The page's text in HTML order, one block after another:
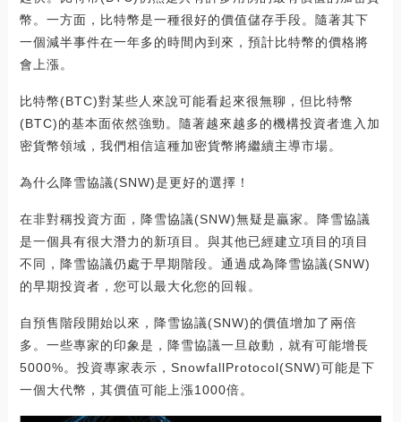
幣。一方面，比特幣是一種很好的價值儲存手段。隨著其下
一個減半事件在一年多的時間內到來，預計比特幣的價格將
會上漲。
比特幣(BTC)對某些人來說可能看起來很無聊，但比特幣
(BTC)的基本面依然強勁。隨著越來越多的機構投資者進入加
密貨幣領域，我們相信這種加密貨幣將繼續主導市場。
為什么降雪協議(SNW)是更好的選擇！
在非對稱投資方面，降雪協議(SNW)無疑是贏家。降雪協議
是一個具有很大潛力的新項目。與其他已經建立項目的項目
不同，降雪協議仍處于早期階段。通過成為降雪協議(SNW)
的早期投資者，您可以最大化您的回報。
自預售階段開始以來，降雪協議(SNW)的價值增加了兩倍
多。一些專家的印象是，降雪協議一旦啟動，就有可能增長
5000%。投資專家表示，SnowfallProtocol(SNW)可能是下
一個大代幣，其價值可能上漲1000倍。